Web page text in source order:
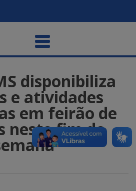
disponibiliza
e atividades
em feirão de
neste fim de